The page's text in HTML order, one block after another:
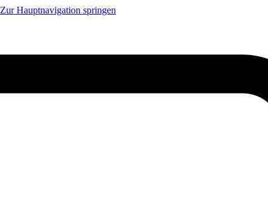
Zur Hauptnavigation springen